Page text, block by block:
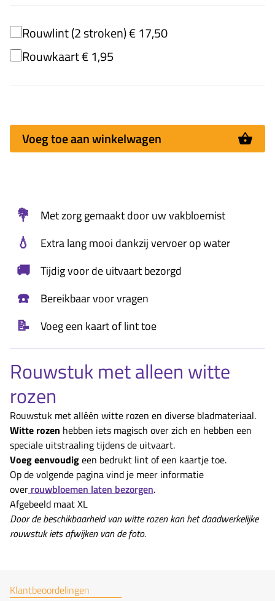
Rouwlint (2 stroken) € 17,50
Rouwkaart € 1,95
Voeg toe aan winkelwagen
💐 Met zorg gemaakt door uw vakbloemist
💧 Extra lang mooi dankzij vervoer op water
🚚 Tijdig voor de uitvaart bezorgd
☎️ Bereikbaar voor vragen
📝 Voeg een kaart of lint toe
Rouwstuk met alleen witte
rozen
Rouwstuk met alléén witte rozen en diverse bladmateriaal.
Witte rozen hebben iets magisch over zich en hebben een
speciale uitstraaling tijdens de uitvaart.
Voeg eenvoudigeen bedrukt lint of een kaartje toe.
Op de volgende pagina vind je meer informatie
over rouwbloemen laten bezorgen.
Afgebeeld maat XL
Door de beschikbaarheid van witte rozen kan het daadwerkelijke
rouwstuk iets afwijken van de foto.
Klantbeoordelingen